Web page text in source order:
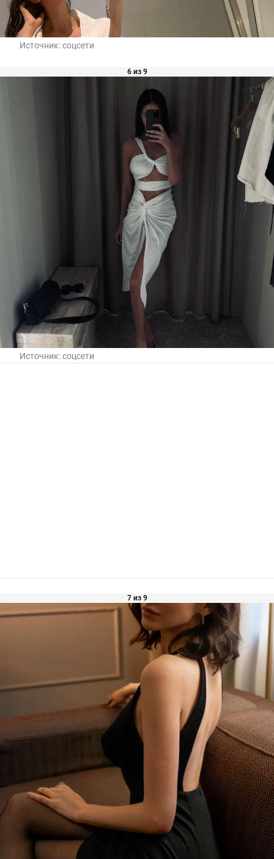
Источник:соцсети
6 из 9
Источник:соцсети
7 из 9